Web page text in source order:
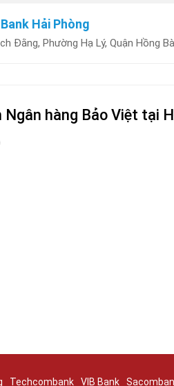
Hải Phòng
Đằng, Phường Hạ Lý, Quận Hồng
Ngân hàng Bảo Việt tại
Techcombank VIB Bank